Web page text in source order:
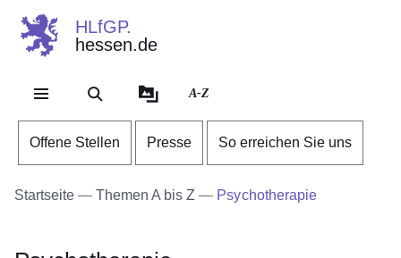
HLfGP.
hessen.de
A-Z
Offene Stellen Presse So erreichen Sie uns
Startseite Themen A bis Z Psychotherapie